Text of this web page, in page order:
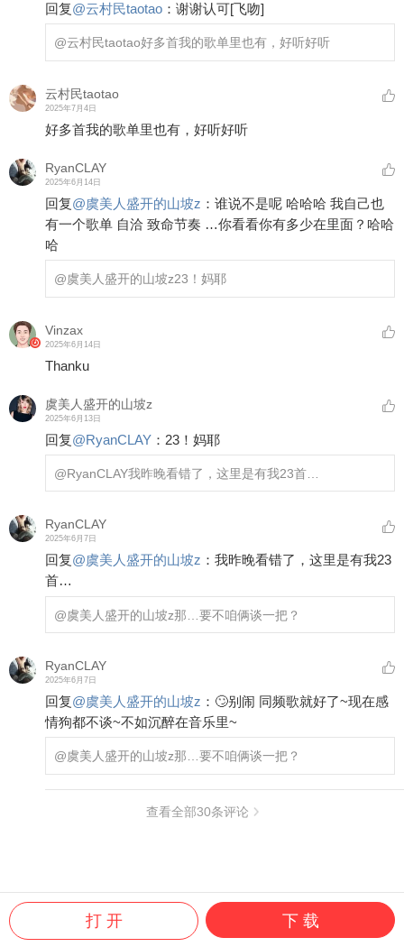
回复@云村民taotao ： 谢谢认可[飞吻]
@云村民taotao好多首我的歌单里也有，好听好听
云村民taotao
2025年7月4日
好多首我的歌单里也有，好听好听
RyanCLAY
2025年6月14日
回复@虞美人盛开的山坡z ： 谁说不是呢 哈哈哈 我自己也
有一个歌单 自洽 致命节奏 …你看看你有多少在里面？哈哈
哈
@虞美人盛开的山坡z23！妈耶
Vinzax
2025年6月14日
Thanku
虞美人盛开的山坡z
2025年6月13日
回复@RyanCLAY ： 23！妈耶
@RyanCLAY我昨晚看错了，这里是有我23首…
RyanCLAY
2025年6月7日
回复@虞美人盛开的山坡z ： 我昨晚看错了，这里是有我23
首…
@虞美人盛开的山坡z那…要不咱俩谈一把？
RyanCLAY
2025年6月7日
回复@虞美人盛开的山坡z ： 🙄别闹 同频歌就好了~现在感
情狗都不谈~不如沉醉在音乐里~
@虞美人盛开的山坡z那…要不咱俩谈一把？
查看全部30条评论
打 开 下 载